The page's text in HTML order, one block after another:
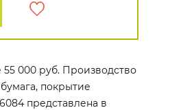
000 руб. Производство
покрытие
представлена в